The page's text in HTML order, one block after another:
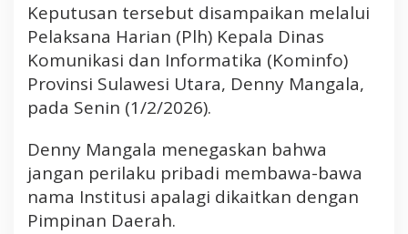
h
T
e
g
a
B
r
h
Keputusan tersebut disampaikan melalui
Pelaksana Harian (Plh) Kepala Dinas
Komunikasi dan Informatika (Kominfo)
Provinsi Sulawesi Utara, Denny Mangala,
pada Senin (1/2/2026).
Denny Mangala menegaskan bahwa
jangan perilaku pribadi membawa-bawa
nama Institusi apalagi dikaitkan dengan
Pimpinan Daerah.